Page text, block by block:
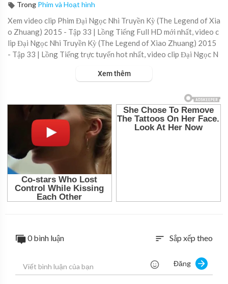
Trong Phim và Hoạt hình
Xem video clip Phim Đại Ngọc Nhi Truyền Kỳ (The Legend of Xia
o Zhuang) 2015 - Tập 33 | Lồng Tiếng Full HD mới nhất, video c
lip Đại Ngọc Nhi Truyền Kỳ (The Legend of Xiao Zhuang) 2015
- Tập 33 | Lồng Tiếng trực tuyến hot nhất, video clip Đại Ngọc N
https://viet.tube/watch/
dai-ng....oc-nhi-truyen-ky-the
Xem thêm
0 bình luận sort Sắp xếp theo
Đăng